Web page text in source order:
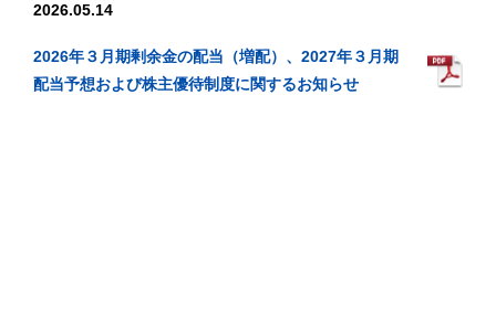
2026.05.14
2026年３月期剰余金の配当（増配）、2027年３月期
配当予想および株主優待制度に関するお知らせ